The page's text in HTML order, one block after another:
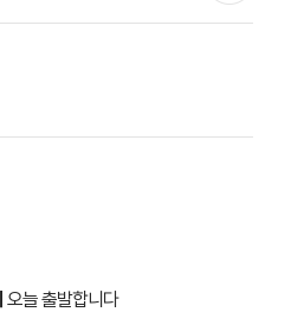
오늘 출발합니다